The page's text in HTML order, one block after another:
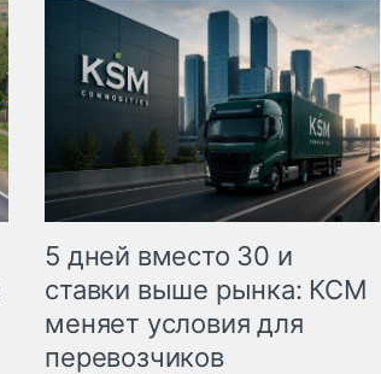
5 дней вместо 30 и
ставки выше рынка: КСМ
меняет условия для
перевозчиков